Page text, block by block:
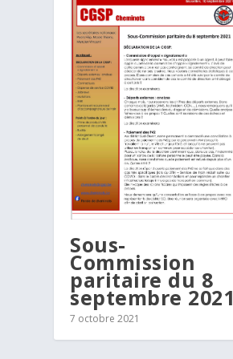
Sous-
Commission
paritaire du 8
septembre 2021
7 octobre 2021